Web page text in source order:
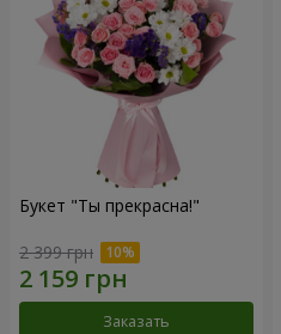
Букет "Ты прекрасна!"
2 399 грн
Заказать